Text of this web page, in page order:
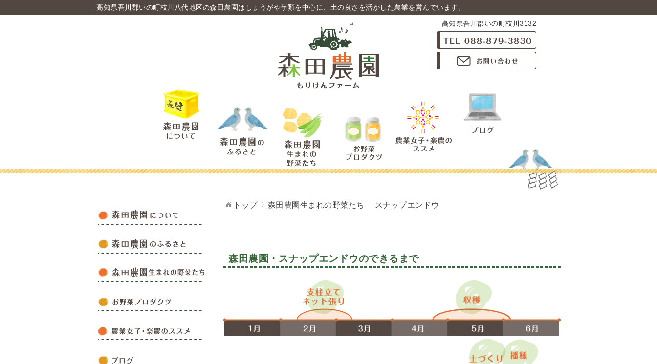
高知県吾川郡いの町枝川八代地区の森田農園はしょうがや芋類を中心に、土の良さを活かした農業を営んでいます。
高知県吾川郡いの町枝川3132
トップ 森田農園生まれの野菜たち スナップエンドウ
森田農園・スナップエンドウのできるまで